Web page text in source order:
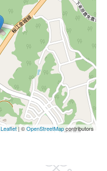
Leaflet| ©OpenStreetMapcontributors